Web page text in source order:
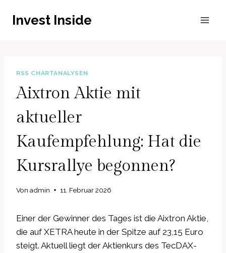
InhaltInvest Inside
RSS CHARTANALYSEN
Aixtron Aktie mit
aktueller
Kaufempfehlung: Hat die
Kursrallye begonnen?
Von admin 11. Februar 2026
Einer der Gewinner des Tages ist die Aixtron Aktie,
die auf XETRA heute in der Spitze auf 23,15 Euro
steigt. Aktuell liegt der Aktienkurs des TecDAX-